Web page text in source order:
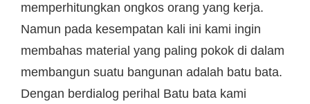
memperhitungkan ongkos orang yang kerja.
Namun pada kesempatan kali ini kami ingin
membahas material yang paling pokok di dalam
membangun suatu bangunan adalah batu bata.
Dengan berdialog perihal Batu bata kami